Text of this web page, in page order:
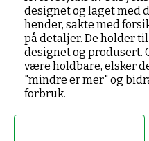
designet og laget med
hender, sakte med
på detaljer. De holder
designet og produsert.
være holdbare, elsker
"mindre er mer" og
forbruk.